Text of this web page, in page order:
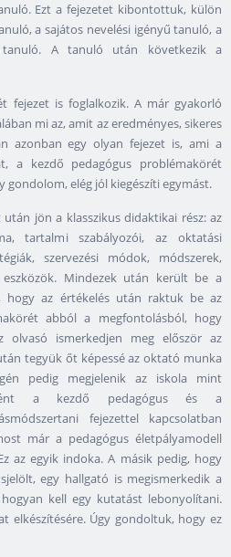
Ezt a fejezetet kibontottuk, külön
a sajátos nevelési igényű tanuló, a
A tanuló után következik a
fejezet is foglalkozik. A már gyakorló
mi az, amit az eredményes, sikeres
azonban egy olyan fejezet is, ami a
a kezdő pedagógus problémakörét
gondolom, elég jól kiegészíti egymást.
után jön a klasszikus didaktikai rész: az
tartalmi szabályozói, az oktatási
szervezési módok, módszerek,
Mindezek után került be a
hogy az értékelés után raktuk be az
abból a megfontolásból, hogy
ismerkedjen meg először az
tegyük őt képessé az oktató munka
pedig megjelenik az iskola mint
a kezdő pedagógus és a
fejezettel kapcsolatban
már a pedagógus életpályamodell
az egyik indoka. A másik pedig, hogy
egy hallgató is megismerkedik a
kell egy kutatást lebonyolítani.
elkészítésére. Úgy gondoltuk, hogy ez